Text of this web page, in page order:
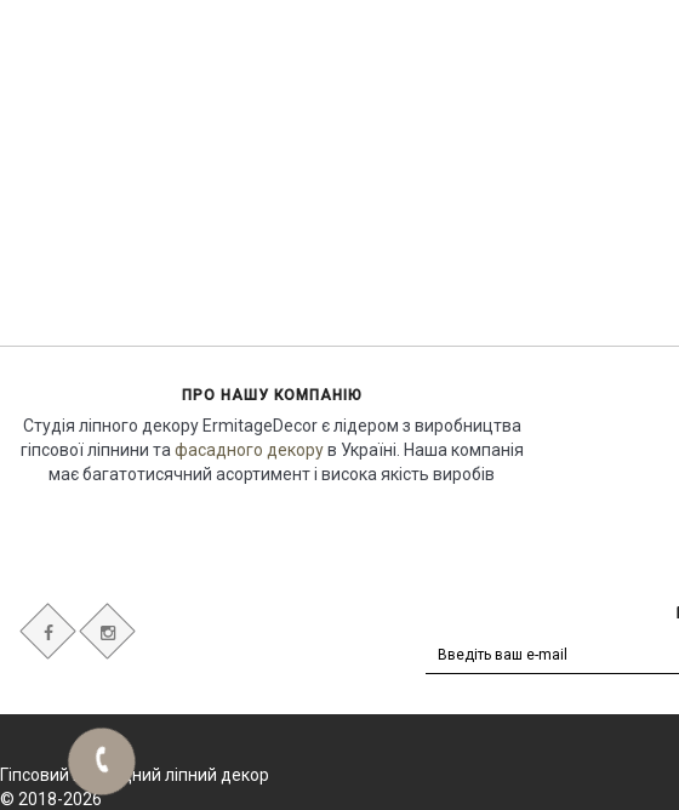
ПРО НАШУ КОМПАНІЮ
Студія ліпного декору ErmitageDecor є лідером з виробництва
гіпсової ліпнини та фасадного декорув Україні. Наша компанія
має багатотисячний асортимент і висока якість виробів
Гіпсовий і фасадний ліпний декор
© 2018-2026